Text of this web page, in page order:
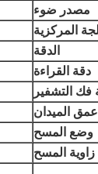
مصدر ضوء
المركزية
الدقة
دقة القراءة
التشفير
عمق الميدان
وضع المسح
زاوية المسح